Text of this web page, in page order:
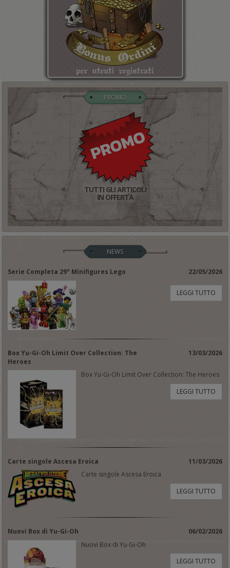
PROMO
TUTTI GLI ARTICOLI
IN OFFERTA
NEWS
Serie Completa 29° Minifigures Lego 22/05/2026
LEGGI TUTTO
Box Yu-Gi-Oh Limit Over Collection: The
Heroes
13/03/2026
Box Yu-Gi-Oh Limit Over Collection: The Heroes
LEGGI TUTTO
Carte singole Ascesa Eroica
11/03/2026
Carte singole Ascesa Eroica
LEGGI TUTTO
Nuovi Box di Yu-Gi-Oh
06/02/2026
Nuovi Box di Yu-Gi-Oh
LEGGI TUTTO